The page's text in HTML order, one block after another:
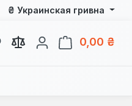
₴ Украинская гривна
У вас есть товары из
0,00 ₴